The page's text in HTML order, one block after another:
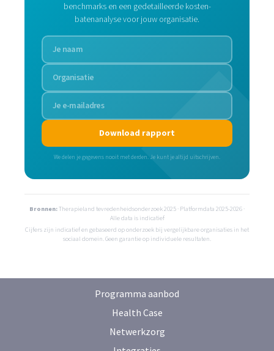
benchmarks en een gedetailleerde kosten-
batenanalyse voor jouw organisatie.
Download rapport
We delen je gegevens nooit met derden. Je kunt je altijd uitschrijven.
Bronnen:Therapieland tevredenheidsonderzoek 2025 · Platformdata 2025-2026 ·
Alle data is indicatief
Cijfers zijn indicatief en gebaseerd op onderzoek bij vergelijkbare organisaties in het
sociaal domein. Geen garantie op individuele resultaten.
Programma aanbod
Health Case
Netwerkzorg